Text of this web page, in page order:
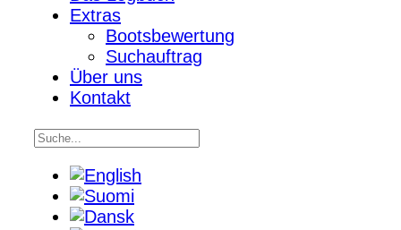
Extras
Bootsbewertung
Suchauftrag
Über uns
Kontakt